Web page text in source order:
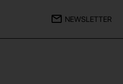
NEWSLETTER